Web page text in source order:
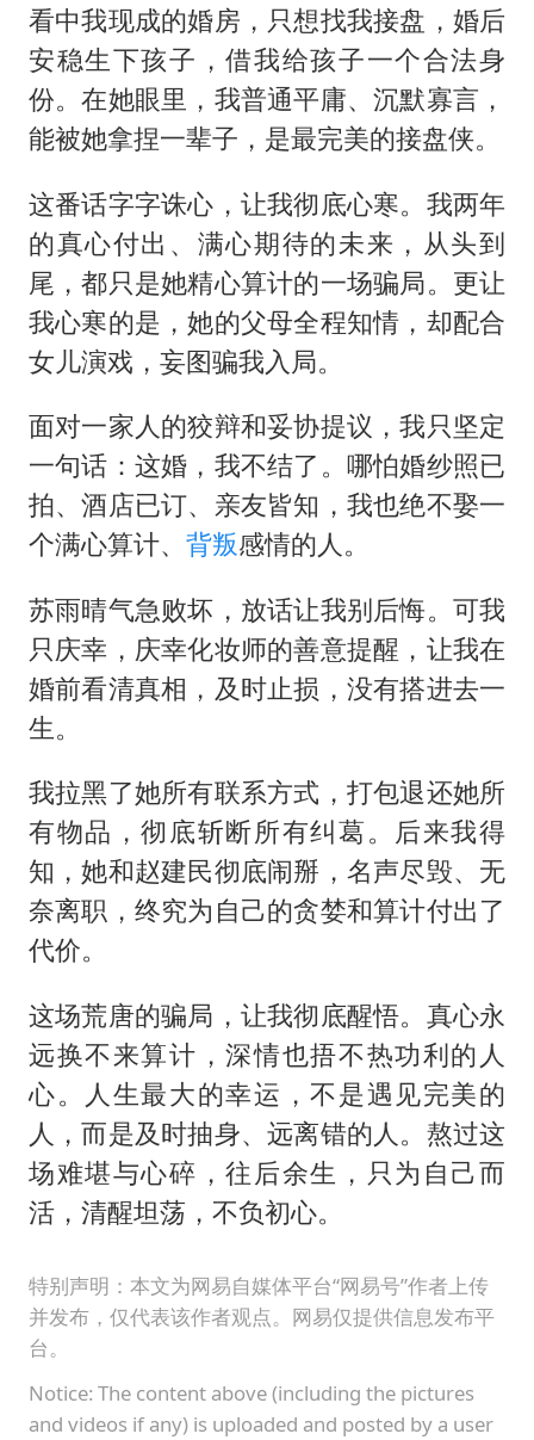
看中我现成的婚房，只想找我接盘，婚后
安稳生下孩子，借我给孩子一个合法身
份。在她眼里，我普通平庸、沉默寡言，
能被她拿捏一辈子，是最完美的接盘侠。
这番话字字诛心，让我彻底心寒。我两年
的真心付出、满心期待的未来，从头到
尾，都只是她精心算计的一场骗局。更让
我心寒的是，她的父母全程知情，却配合
女儿演戏，妄图骗我入局。
面对一家人的狡辩和妥协提议，我只坚定
一句话：这婚，我不结了。哪怕婚纱照已
拍、酒店已订、亲友皆知，我也绝不娶一
个满心算计、 背叛感情的人。
苏雨晴气急败坏，放话让我别后悔。可我
只庆幸，庆幸化妆师的善意提醒，让我在
婚前看清真相，及时止损，没有搭进去一
生。
我拉黑了她所有联系方式，打包退还她所
有物品，彻底斩断所有纠葛。后来我得
知，她和赵建民彻底闹掰，名声尽毁、无
奈离职，终究为自己的贪婪和算计付出了
代价。
这场荒唐的骗局，让我彻底醒悟。真心永
远换不来算计，深情也捂不热功利的人
心。人生最大的幸运，不是遇见完美的
人，而是及时抽身、远离错的人。熬过这
场难堪与心碎，往后余生，只为自己而
活，清醒坦荡，不负初心。
特别声明：本文为网易自媒体平台“网易号”作者上传
并发布，仅代表该作者观点。网易仅提供信息发布平
台。
Notice: The content above (including the pictures
and videos if any) is uploaded and posted by a user